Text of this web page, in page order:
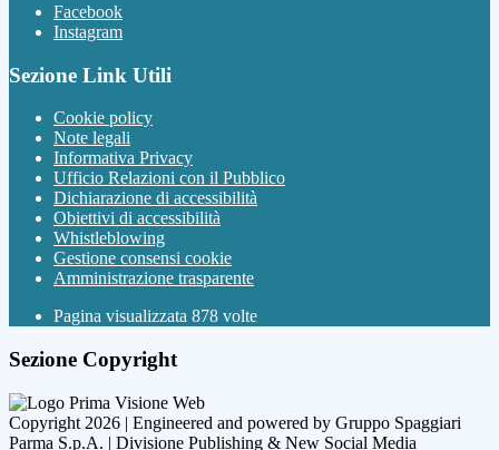
Facebook
Instagram
Sezione Link Utili
Cookie policy
Note legali
Informativa Privacy
Ufficio Relazioni con il Pubblico
Dichiarazione di accessibilità
Obiettivi di accessibilità
Whistleblowing
Gestione consensi cookie
Amministrazione trasparente
Pagina visualizzata 878 volte
Sezione Copyright
Copyright 2026 | Engineered and powered by Gruppo Spaggiari
Parma S.p.A. | Divisione Publishing & New Social Media